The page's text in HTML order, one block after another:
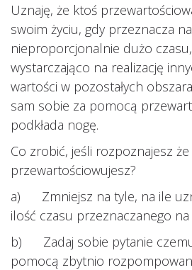
Uznaję, że ktoś
swoim życiu, gdy przeznacza
nieproporcjonalnie dużo
wystarczająco na realizację
wartości w pozostałych
sam sobie za pomocą
podkłada nogę.
Co zrobić, jeśli rozpoznajesz że
przewartościowujesz?
a) Zmniejsz na tyle, na ile
ilość czasu przeznaczanego
b) Zadaj sobie pytanie
pomocą zbytnio